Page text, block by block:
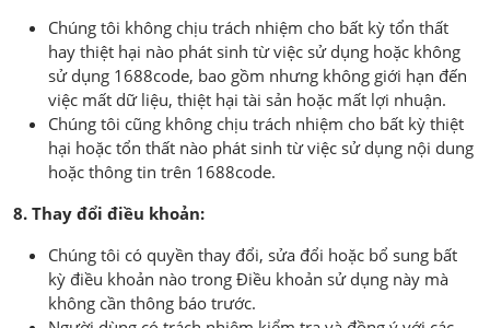
Chúng tôi không chịu trách nhiệm cho bất kỳ tổn thất
hay thiệt hại nào phát sinh từ việc sử dụng hoặc không
sử dụng 1688code, bao gồm nhưng không giới hạn đến
việc mất dữ liệu, thiệt hại tài sản hoặc mất lợi nhuận.
Chúng tôi cũng không chịu trách nhiệm cho bất kỳ thiệt
hại hoặc tổn thất nào phát sinh từ việc sử dụng nội dung
hoặc thông tin trên 1688code.
8. Thay đổi điều khoản:
Chúng tôi có quyền thay đổi, sửa đổi hoặc bổ sung bất
kỳ điều khoản nào trong Điều khoản sử dụng này mà
không cần thông báo trước.